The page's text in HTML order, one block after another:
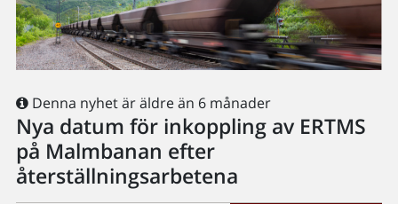
Denna nyhet är äldre än 6 månader
Nya datum för inkoppling av ERTMS
på Malmbanan efter
återställningsarbetena